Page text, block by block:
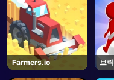
Farmers.io 브